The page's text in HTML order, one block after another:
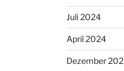
Juli 2024
April 2024
Dezember